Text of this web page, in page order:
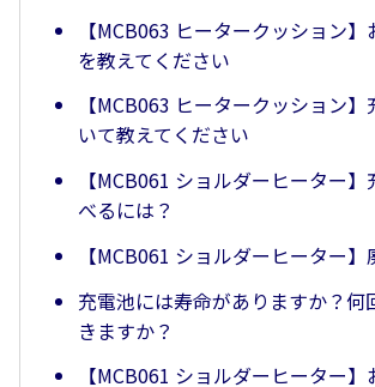
【MCB063 ヒータークッション
を教えてください
【MCB063 ヒータークッション
いて教えてください
【MCB061 ショルダーヒーター
べるには？
【MCB061 ショルダーヒーター】
充電池には寿命がありますか？何
きますか？
【MCB061 ショルダーヒーター